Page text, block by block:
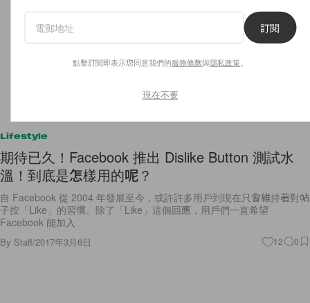
Lifestyle
期待已久！Facebook 推出 Dislike Button 測試水
溫！到底是怎樣用的呢？
自 Facebook 從 2004 年發展至今，或許許多用戶到現在只會維持著對帖
子按「Like」的習慣。除了「Like」這個回應，用戶們一直希望
Facebook 能加入
By Staff/2017年3月6日 12 0
訂閱
點擊訂閱即表示您同意我們的服務條款與隱私政策
現在不要